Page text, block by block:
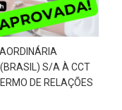
S/A À CCT
DE RELAÇÕES